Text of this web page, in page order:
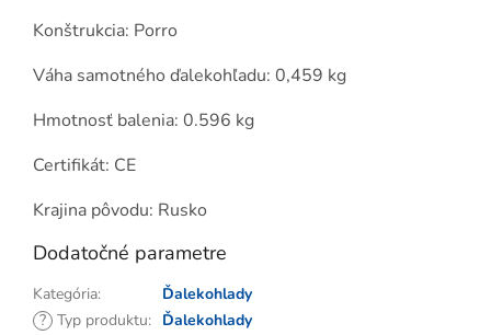
Konštrukcia: Porro
Váha samotného ďalekohľadu: 0,459 kg
Hmotnosť balenia: 0.596 kg
Certifikát: CE
Krajina pôvodu: Rusko
Dodatočné parametre
Kategória:
Ďalekohlady
? Typ produktu: Ďalekohlady